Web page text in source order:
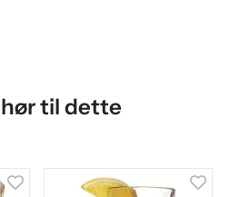
til dette